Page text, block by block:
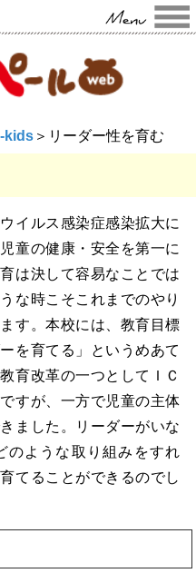
kids＞リーダー性を育む
イルス感染症感染拡大に
童の健康・安全を第一に
は決して容易なことでは
な時こそこれまでのやり
す。本校には、教育目標
を育てる」というめあて
育改革の一つとしてＩＣ
すが、一方で児童の主体
ました。リーダーがいな
のような取り組みをすれ
てることができるのでし